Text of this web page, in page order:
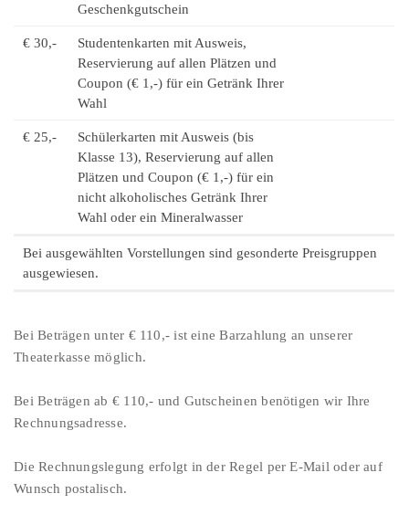
Geschenkgutschein
€ 30,-
Studentenkarten mit Ausweis,
Reservierung auf allen Plätzen und
Coupon (€ 1,-) für ein Getränk Ihrer
Wahl
€ 25,-
Schülerkarten mit Ausweis (bis
Klasse 13), Reservierung auf allen
Plätzen und Coupon (€ 1,-) für ein
nicht alkoholisches Getränk Ihrer
Wahl oder ein Mineralwasser
Bei ausgewählten Vorstellungen sind gesonderte Preisgruppen
ausgewiesen.
Bei Beträgen unter € 110,- ist eine Barzahlung an unserer
Theaterkasse möglich.
Bei Beträgen ab € 110,- und Gutscheinen benötigen wir Ihre
Rechnungsadresse.
Die Rechnungslegung erfolgt in der Regel per E-Mail oder auf
Wunsch postalisch.